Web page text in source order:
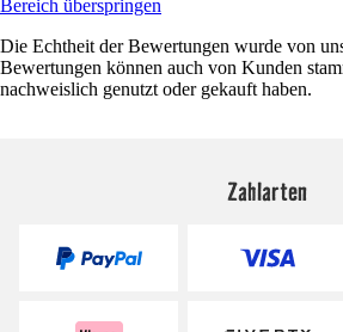
Bereich überspringen
Die Echtheit der Bewertungen wurde von
Bewertungen können auch von Kunden
nachweislich genutzt oder gekauft haben.
Zahlarten